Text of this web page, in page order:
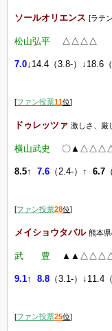
ソールオリエンス [ラテ
松山弘平 △△△△
7.0↓ 14.4（3.8-）↓18.6（
[ファン投票11位]
ドゥレッツァ 激しさ、厳
横山武史 〇
8.5↑ 7.6 （2.4-）↑ 6.7
[ファン投票28位]
メイショウタバル 熊本
武 豊
9.1↑ 8.8 （3.1-）↓11.4
[ファン投票25位]